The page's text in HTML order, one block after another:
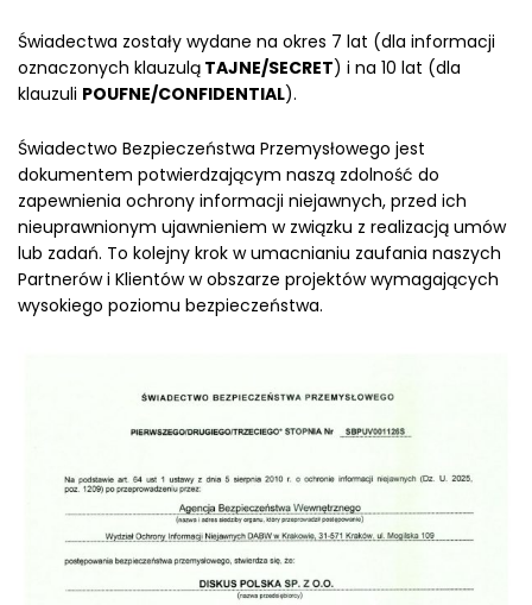
Świadectwa zostały wydane na okres 7 lat (dla informacji
oznaczonych klauzulą TAJNE/SECRET) i na 10 lat (dla
klauzuli POUFNE/CONFIDENTIAL).
Świadectwo Bezpieczeństwa Przemysłowego jest
dokumentem potwierdzającym naszą zdolność do
zapewnienia ochrony informacji niejawnych, przed ich
nieuprawnionym ujawnieniem w związku z realizacją umów
lub zadań. To kolejny krok w umacnianiu zaufania naszych
Partnerów i Klientów w obszarze projektów wymagających
wysokiego poziomu bezpieczeństwa.